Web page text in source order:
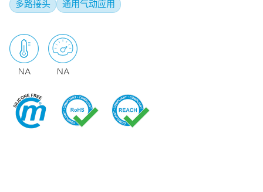
卡套接头
标准接头
快换接头
通用气动
食品，化学&制药
喷雾
销售网络
下载
多路接头 通用气动应用
NA NA